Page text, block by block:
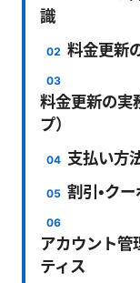
識
料金更新
料金更新の実
プ）
支払い方
割引・ク
アカウント管
ティス